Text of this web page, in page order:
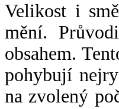
Velikost i
mění.
obsahem.
pohybují
na zvolený